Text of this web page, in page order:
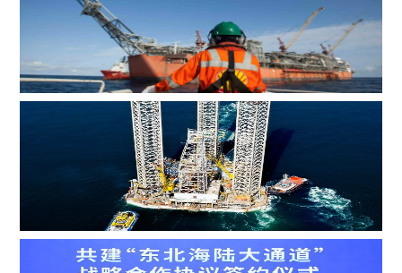
MOL Group斥资7.2亿美元收购壳牌旗下塞浦路斯子公司
Borr Drilling墨西哥合资公司完成五座钻井平台收购，交易